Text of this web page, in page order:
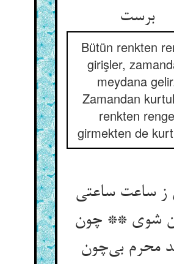
برست
Bütün renkten
girişler,
meydana
Zamandan
renkten renge
girmekten de
ز ساعت ساعتی
شوی ** چون
محرم بی‌چون